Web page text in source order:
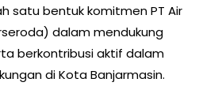
satu bentuk komitmen PT Air
dalam mendukung
berkontribusi aktif dalam
di Kota Banjarmasin.